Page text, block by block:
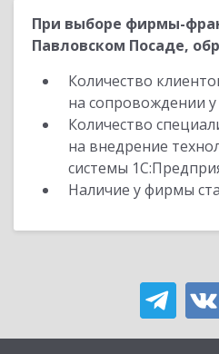
При выборе фирмы-
Павловском Посаде,
Количество
на сопровождении
Количество
на внедрение
системы
Наличие у фирмы